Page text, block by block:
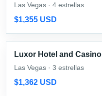
Las Vegas · 4 estrellas
$1,355 USD
Luxor Hotel and Casino
Las Vegas · 3 estrellas
$1,362 USD